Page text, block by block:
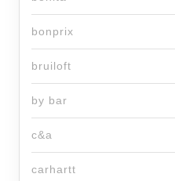
bonprix
bruiloft
by bar
c&a
carhartt